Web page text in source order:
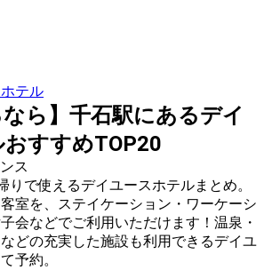
テル
なら】千石駅にあるデイ
すすめTOP20
ス
りで使えるデイユースホテルまとめ。
室を、ステイケーション・ワーケーシ
会などでご利用いただけます！温泉・
どの充実した施設も利用できるデイユ
予約。